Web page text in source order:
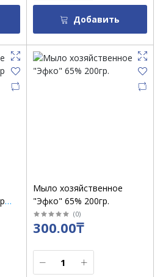
Добавить
Мыло хозяйственное
"Эфко" 65% 200гр.
(0)
300.00₸